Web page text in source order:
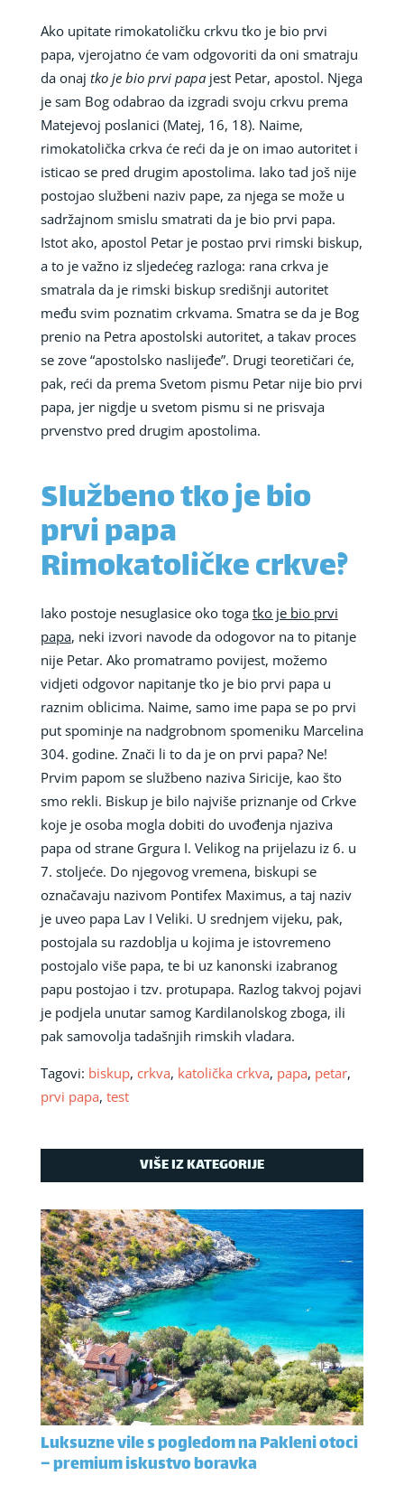
Ako upitate rimokatoličku crkvu tko je bio prvi
papa, vjerojatno će vam odgovoriti da oni smatraju
da onaj tko je bio prvi papajest Petar, apostol. Njega
je sam Bog odabrao da izgradi svoju crkvu prema
Matejevoj poslanici (Matej, 16, 18). Naime,
rimokatolička crkva će reći da je on imao autoritet i
isticao se pred drugim apostolima. Iako tad još nije
postojao službeni naziv pape, za njega se može u
sadržajnom smislu smatrati da je bio prvi papa.
Istot ako, apostol Petar je postao prvi rimski biskup,
a to je važno iz sljedećeg razloga: rana crkva je
smatrala da je rimski biskup središnji autoritet
među svim poznatim crkvama. Smatra se da je Bog
prenio na Petra apostolski autoritet, a takav proces
se zove “apostolsko naslijeđe”. Drugi teoretičari će,
pak, reći da prema Svetom pismu Petar nije bio prvi
papa, jer nigdje u svetom pismu si ne prisvaja
prvenstvo pred drugim apostolima.
Službeno tko je bio
prvi papa
Rimokatoličke crkve?
Iako postoje nesuglasice oko toga tko je bio prvi
papa, neki izvori navode da odogovor na to pitanje
nije Petar. Ako promatramo povijest, možemo
vidjeti odgovor napitanje tko je bio prvi papa u
raznim oblicima. Naime, samo ime papa se po prvi
put spominje na nadgrobnom spomeniku Marcelina
304. godine. Znači li to da je on prvi papa? Ne!
Prvim papom se službeno naziva Siricije, kao što
smo rekli. Biskup je bilo najviše priznanje od Crkve
koje je osoba mogla dobiti do uvođenja njaziva
papa od strane Grgura I. Velikog na prijelazu iz 6. u
7. stoljeće. Do njegovog vremena, biskupi se
označavaju nazivom Pontifex Maximus, a taj naziv
je uveo papa Lav I Veliki. U srednjem vijeku, pak,
postojala su razdoblja u kojima je istovremeno
postojalo više papa, te bi uz kanonski izabranog
papu postojao i tzv. protupapa. Razlog takvoj pojavi
je podjela unutar samog Kardilanolskog zboga, ili
pak samovolja tadašnjih rimskih vladara.
Tagovi: biskup, crkva, katolička crkva, papa, petar,
prvi papa, test
VIŠE IZ KATEGORIJE
Luksuzne vile s pogledom na Pakleni otoci
– premium iskustvo boravka